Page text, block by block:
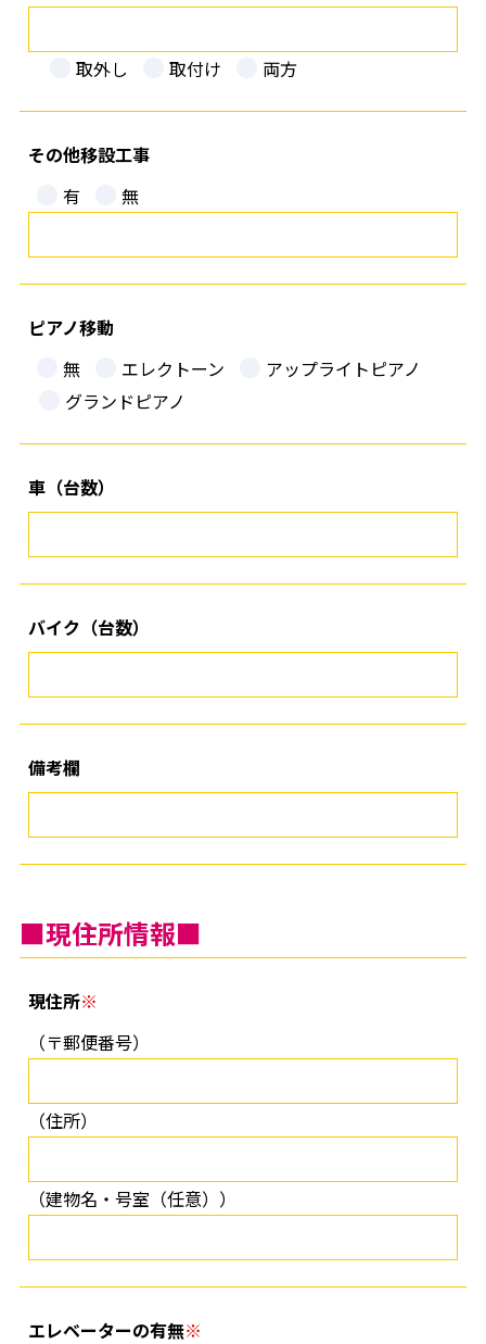
取外し 取付け 両方
その他移設工事
有
無
ピアノ移動
無
エレクトーン
アップライトピアノ
グランドピアノ
車（台数）
バイク（台数）
備考欄
■現住所情報■
現住所
（〒郵便番号）
（住所）
（建物名・号室（任意））
エレベーターの有無